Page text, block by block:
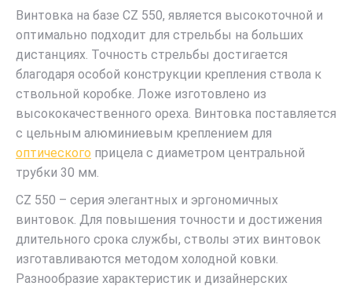
Винтовка на базе CZ 550, является высокоточной и
оптимально подходит для стрельбы на больших
дистанциях. Точность стрельбы достигается
благодаря особой конструкции крепления ствола к
ствольной коробке. Ложе изготовлено из
высококачественного ореха. Винтовка поставляется
с цельным алюминиевым креплением для
оптического прицела с диаметром центральной
трубки 30 мм.
CZ 550 – серия элегантных и эргономичных
винтовок. Для повышения точности и достижения
длительного срока службы, стволы этих винтовок
изготавливаются методом холодной ковки.
Разнообразие характеристик и дизайнерских